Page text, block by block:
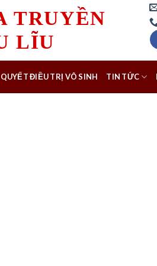
TRUYỀN
LĨU
ĐIỀU TRỊ VÔ SINH TIN TỨC